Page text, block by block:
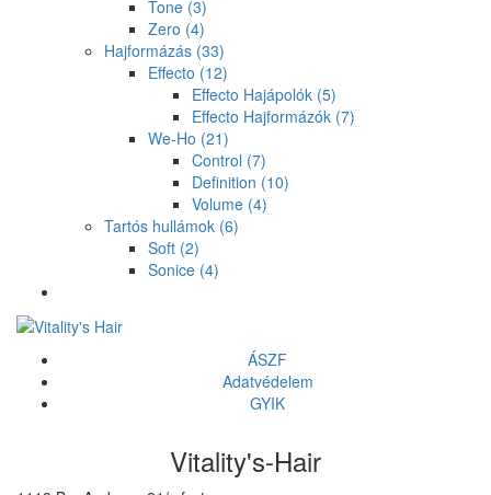
Tone (3)
Zero (4)
Hajformázás (33)
Effecto (12)
Effecto Hajápolók (5)
Effecto Hajformázók (7)
We-Ho (21)
Control (7)
Definition (10)
Volume (4)
Tartós hullámok (6)
Soft (2)
Sonice (4)
ÁSZF
Adatvédelem
GYIK
Vitality's-Hair